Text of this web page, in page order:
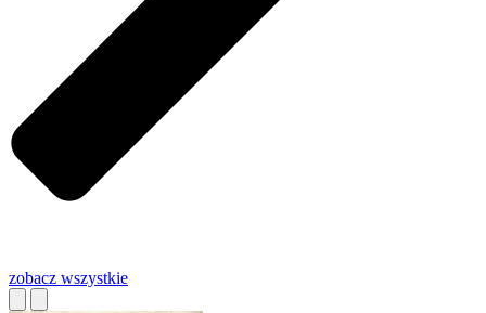
zobacz wszystkie